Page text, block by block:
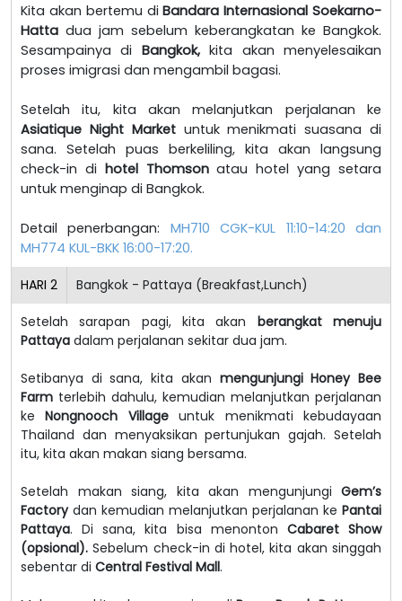
Kita akan bertemu diBandara Internasional Soekarno-
Hatta dua jam sebelum keberangkatan ke Bangkok.
Sesampainya di Bangkok,kita akan menyelesaikan
proses imigrasi dan mengambil bagasi.
Setelah itu, kita akan melanjutkan perjalanan ke
Asiatique Night Marketuntuk menikmati suasana di
sana. Setelah puas berkeliling, kita akan langsung
check-in di hotel Thomsonatau hotel yang setara
untuk menginap di Bangkok.
Detail penerbangan: MH710 CGK-KUL 11:10-14:20 dan
MH774 KUL-BKK 16:00-17:20.
HARI 2 Bangkok - Pattaya (Breakfast,Lunch)
Setelah sarapan pagi, kita akan berangkat menuju
Pattaya dalam perjalanan sekitar dua jam.
Setibanya di sana, kita akan mengunjungi Honey Bee
Farm terlebih dahulu, kemudian melanjutkan perjalanan
keNongnooch Villageuntuk menikmati kebudayaan
Thailand dan menyaksikan pertunjukan gajah. Setelah
itu, kita akan makan siang bersama.
Setelah makan siang, kita akan mengunjungi Gem’s
Factorydan kemudian melanjutkan perjalanan ke Pantai
Pattaya. Di sana, kita bisa menonton Cabaret Show
(opsional). Sebelum check-in di hotel, kita akan singgah
sebentar di Central Festival Mall.